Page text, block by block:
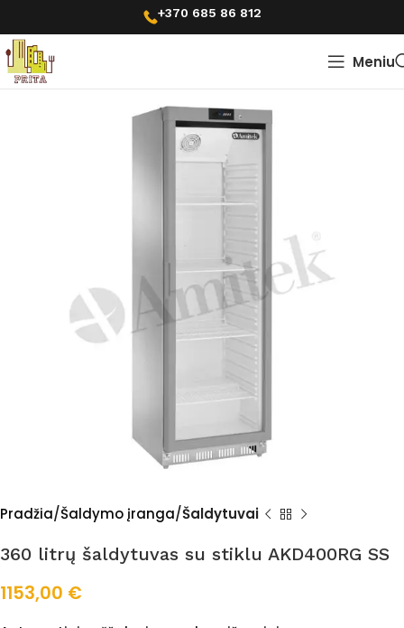
+370 685 86 812
Meniu
Pradžia Šaldymo įranga Šaldytuvai
360 litrų šaldytuvas su stiklu AKD400RG SS
1153,00 €